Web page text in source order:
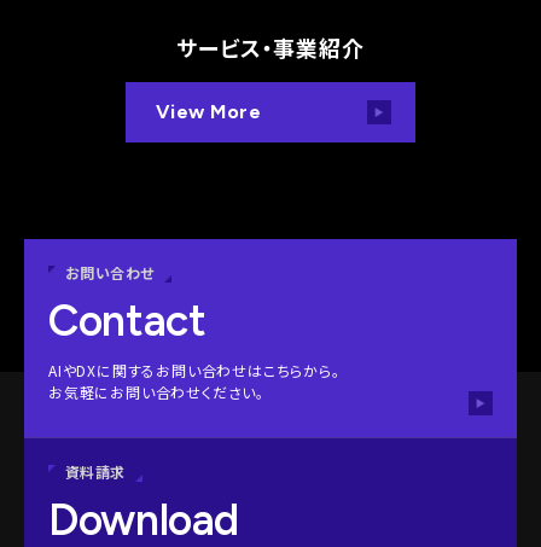
サービス・事業紹介
View More
お問い合わせ
Contact
AIやDXに関するお問い合わせはこちらから。
お気軽にお問い合わせください。
資料請求
Download